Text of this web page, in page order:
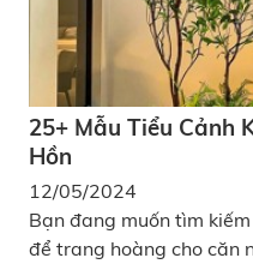
25+ Mẫu Tiểu Cảnh
Hồn
12/05/2024
Bạn đang muốn tìm
để trang hoàng cho căn